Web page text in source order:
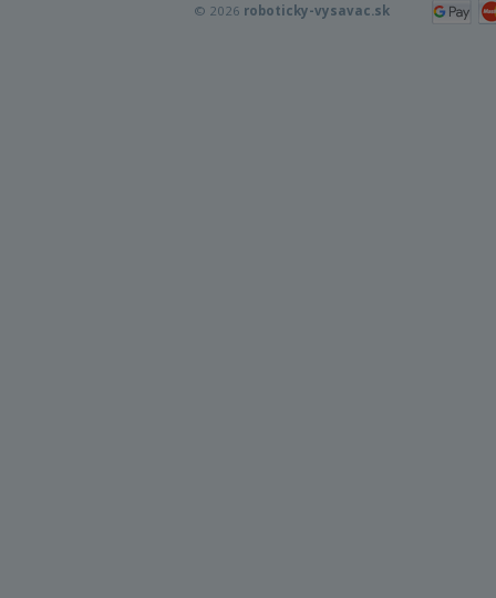
© 2026 roboticky-vysavac.sk